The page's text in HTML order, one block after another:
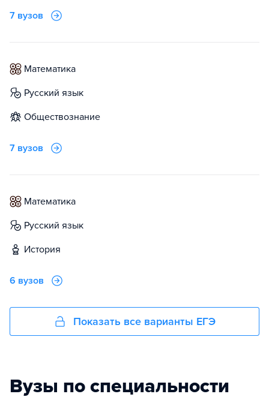
7 вузов
математика
русский язык
обществознание
7 вузов
математика
русский язык
история
6 вузов
Показать все варианты ЕГЭ
Вузы по специальности